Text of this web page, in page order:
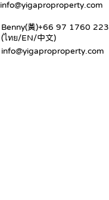
info@yigaproproperty.com
Benny(黃)+66 97 1760 223
(ไทย/EN/中文)
info@yigaproproperty.com